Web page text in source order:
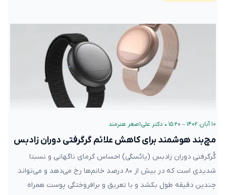
۱۰ آبان ۱۴۰۲ – ۱۵:۲۰ • دکتر علی‌اصغر هنرمند
مچ‌بند هوشمند برای کاهش علائم گرگرفتی دوران زادبس
گُرگرفتی دوران زادبس (یائسگی) احساس گرمای ناگهانی و نسبتا
شدیدی است که در بیش از ۸۰ درصد خانم‌ها رخ می‌دهد و می‌تواند
چندین دقیقه طول بکشد و با تعریق و برافروختگی پوست همراه